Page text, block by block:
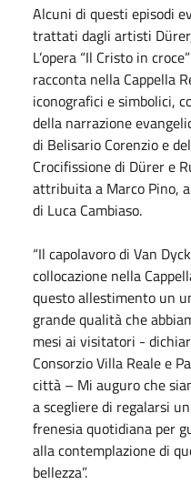
Alcuni di questi episodi
trattati dagli artisti
L’opera “Il Cristo in
racconta nella Cappella
iconografici e simbolici,
della narrazione
di Belisario Corenzio e
Crocifissione di Dürer e
attribuita a Marco Pino,
di Luca Cambiaso.
“Il capolavoro di Van
collocazione nella
questo allestimento un
grande qualità che
mesi ai visitatori -
Consorzio Villa Reale e
città – Mi auguro che
a scegliere di regalarsi
frenesia quotidiana per
alla contemplazione di
bellezza”.